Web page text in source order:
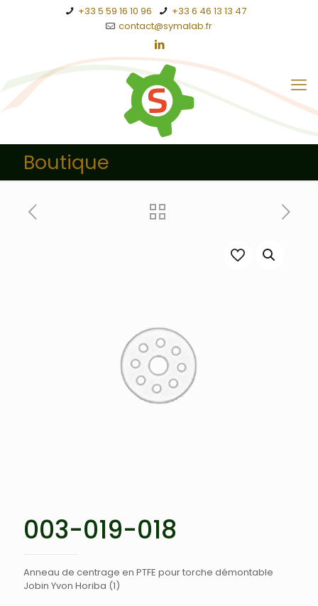
+33 5 59 16 10 96
+33 6 46 13 13 47
contact@symalab.fr
Boutique
003-019-018
Anneau de centrage en PTFE pour torche démontable
Jobin Yvon Horiba (1)